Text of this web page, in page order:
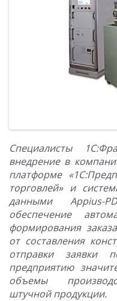
Специалисты
внедрение в
платформе
торговлей» и
данными Appius-
обеспечение
формирования
от составления
отправки заявки
предприятию
объемы
штучной продукции.